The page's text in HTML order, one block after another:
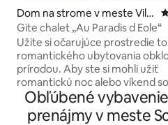
Dom na strome v meste Ville
parois
Gite chalet „Au Paradis d Eole“
Užite si očarujúce prostredie
romantického ubytovania
prírodou. Aby ste si mohli užiť
romantickú noc alebo víkend
rodinou a vybrať si mnoho
trás v blízkosti hospodárskych
čaká na vás kurčatá,kozu,
Obľúbené
prenájmy v meste